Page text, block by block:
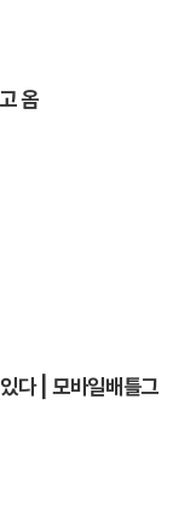
옴
다 | 모바일배틀그